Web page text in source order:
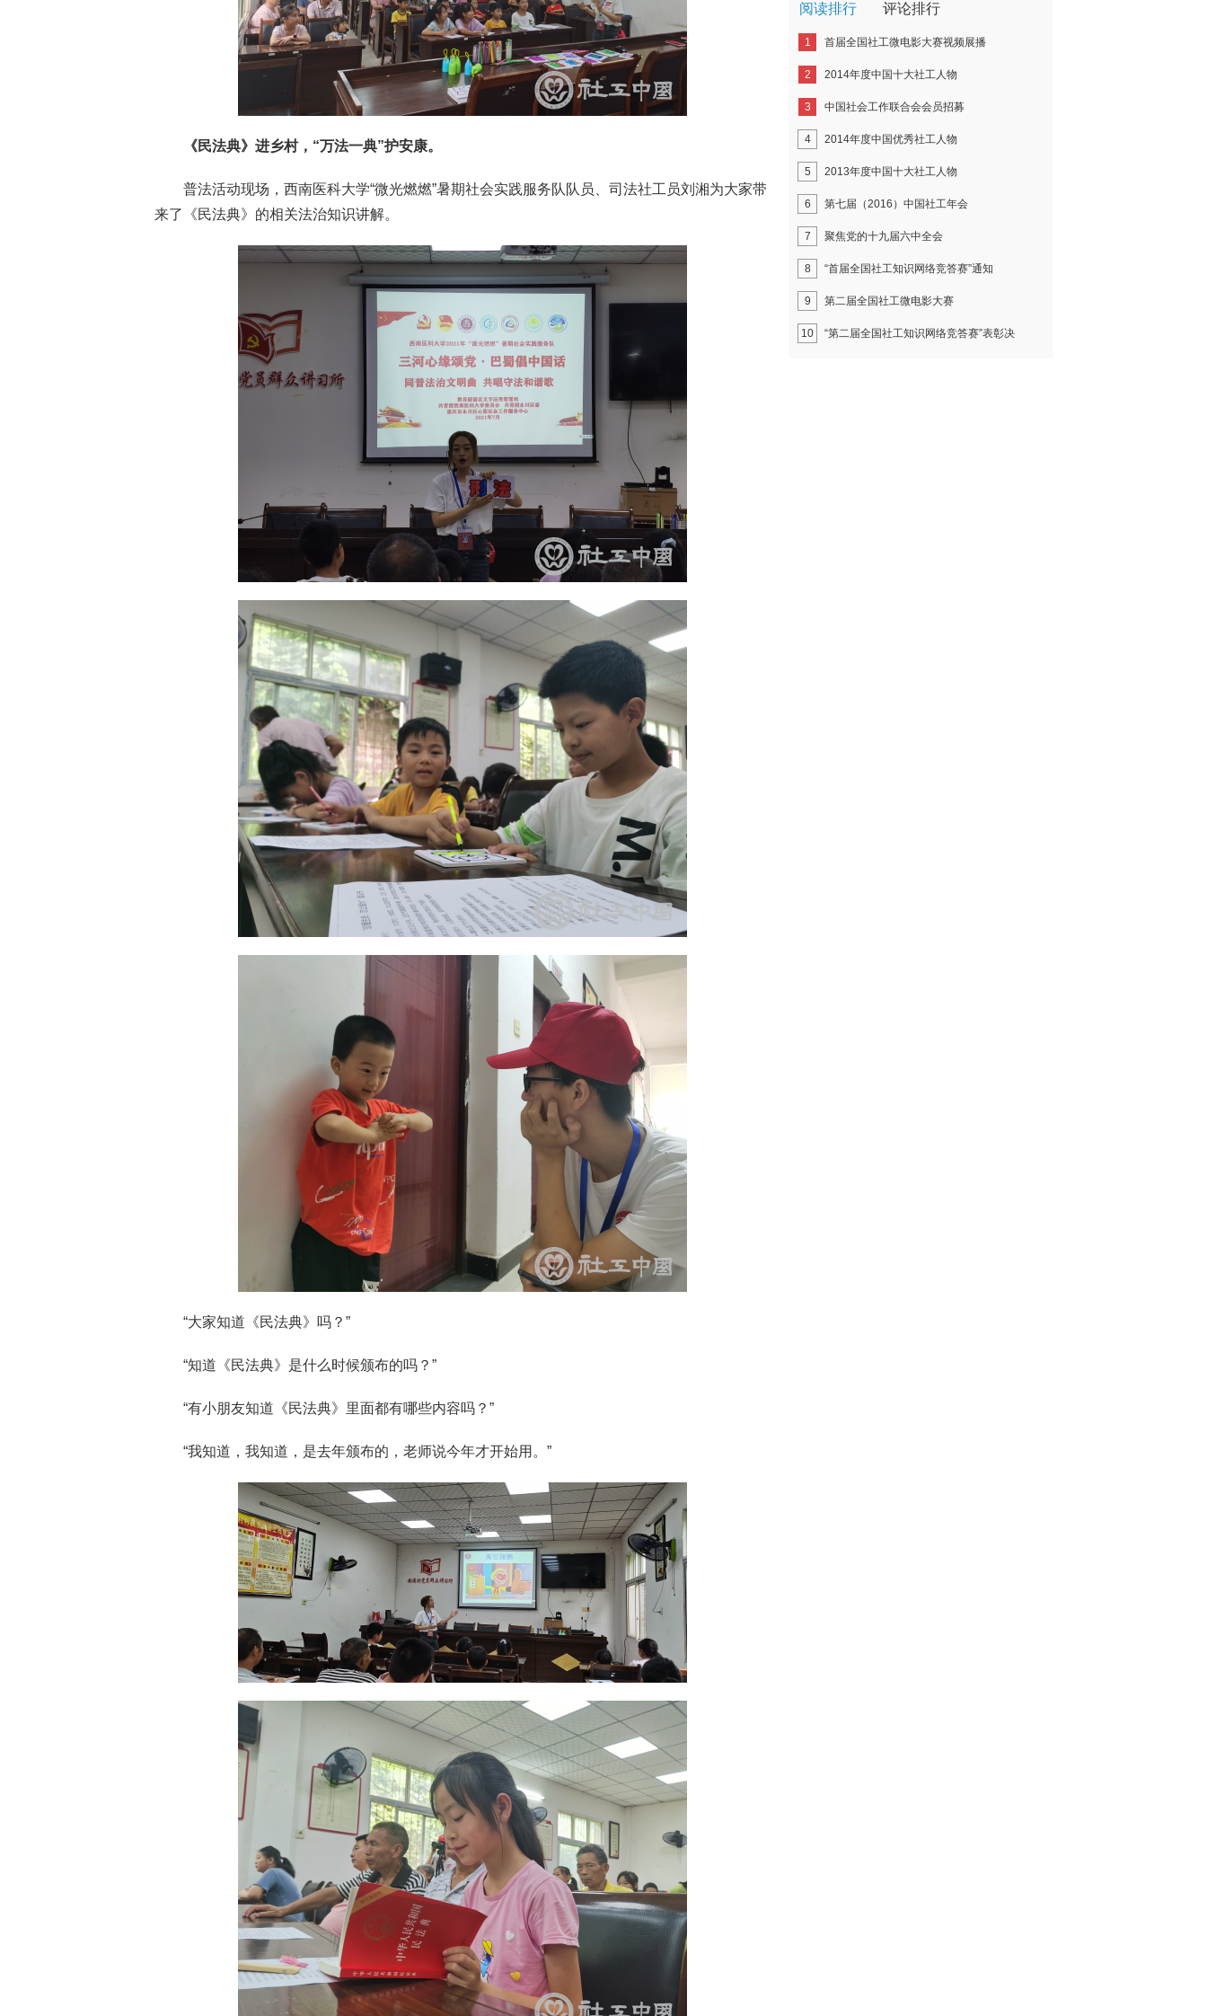
《民法典》进乡村，“万法一典”护安康。
普法活动现场，西南医科大学“微光燃燃”暑期社会实践服务队队员、司法社工员刘湘为大家带
来了《民法典》的相关法治知识讲解。
“大家知道《民法典》吗？”
“知道《民法典》是什么时候颁布的吗？”
“有小朋友知道《民法典》里面都有哪些内容吗？”
“我知道，我知道，是去年颁布的，老师说今年才开始用。”
阅读排行 评论排行
1 首届全国社工微电影大赛视频展播
2 2014年度中国十大社工人物
3 中国社会工作联合会会员招募
4 2014年度中国优秀社工人物
5 2013年度中国十大社工人物
6 第七届（2016）中国社工年会
7 聚焦党的十九届六中全会
8 “首届全国社工知识网络竞答赛”通知
9 第二届全国社工微电影大赛
10 “第二届全国社工知识网络竞答赛”表彰决